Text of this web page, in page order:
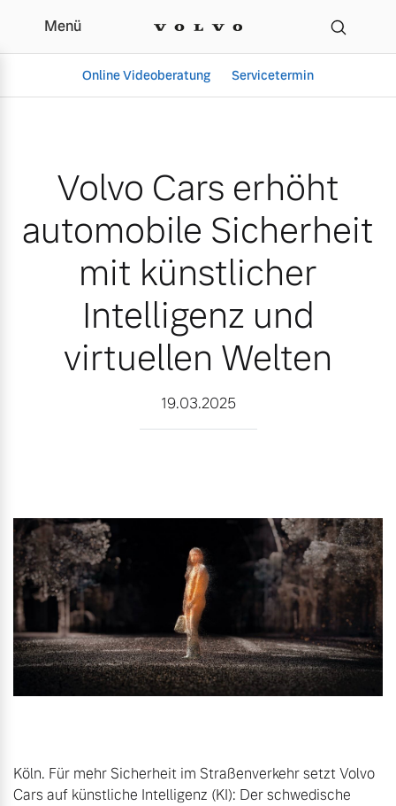
Volvo Cars erhöht
Menü
Online Videoberatung Servicetermin
Aktuelle Zubehörangebote
Aktuelle Serviceangebote
Service by Volvo
Über uns
Volvo Cars erhöht
automobile Sicherheit
mit künstlicher
Intelligenz und
virtuellen Welten
19.03.2025
Köln. Für mehr Sicherheit im Straßenverkehr setzt Volvo
Cars auf künstliche Intelligenz (KI): Der schwedische